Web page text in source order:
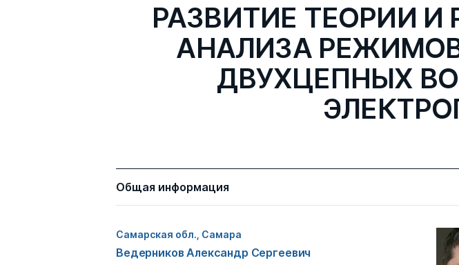
РАЗВИТИЕ ТЕОРИИ
АНАЛИЗА
ДВУХЦЕПНЫХ
Общая информация
Самарская обл., Самара
Ведерников Александр Сергеевич